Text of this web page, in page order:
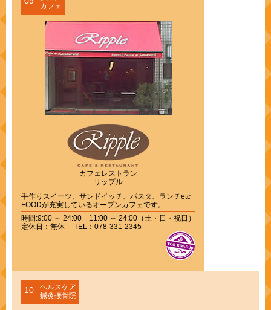
カフェ
カフェレストラン
リップル
手作りスイーツ、サンドイッチ、パスタ、ランチetc
FOODが充実しているオープンカフェです。
時間:9:00 ～ 24:00 11:00 ～ 24:00（土・日・祝日）
定休日：無休 TEL：078-331-2345
10
ヘルスケア
鍼灸接骨院